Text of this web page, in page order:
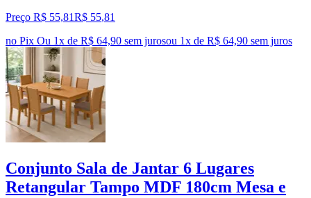
Preço R$ 55,81R$ 55,81
no Pix Ou 1x de R$ 64,90 sem jurosou 1x de R$ 64,90 sem juros
Conjunto Sala de Jantar 6 Lugares
Retangular Tampo MDF 180cm Mesa e